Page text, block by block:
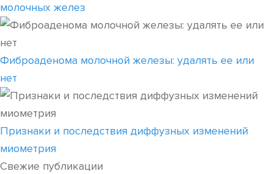
молочных желез
Фиброаденома молочной железы: удалять ее или
нет
Признаки и последствия диффузных изменений
миометрия
Свежие публикации